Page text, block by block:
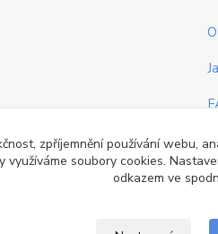
zpříjemnění používání webu,
využíváme soubory cookies.
odkazem ve